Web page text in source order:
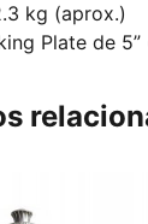
kg (aprox.)
Plate de